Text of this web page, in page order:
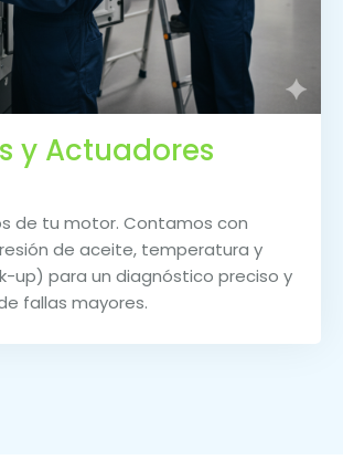
y Actuadores
de tu motor. Contamos con
de aceite, temperatura y
up) para un diagnóstico preciso y
fallas mayores.